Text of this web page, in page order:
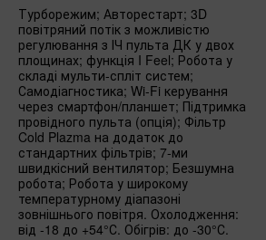
Турборежим; Авторестарт; 3D
повітряний потік з можливістю
регулювання з ІЧ пульта ДК у двох
площинах; функція I Feel; Робота у
складі мульти-спліт систем;
Самодіагностика; Wi-Fi керування
через смартфон/планшет; Підтримка
провідного пульта (опція); Фільтр
Cold Plazma на додаток до
стандартних фільтрів; 7-ми
швидкісний вентилятор; Безшумна
робота; Робота у широкому
температурному діапазоні
зовнішнього повітря. Охолодження:
від -18 до +54°С. Обігрів: до -30°С.